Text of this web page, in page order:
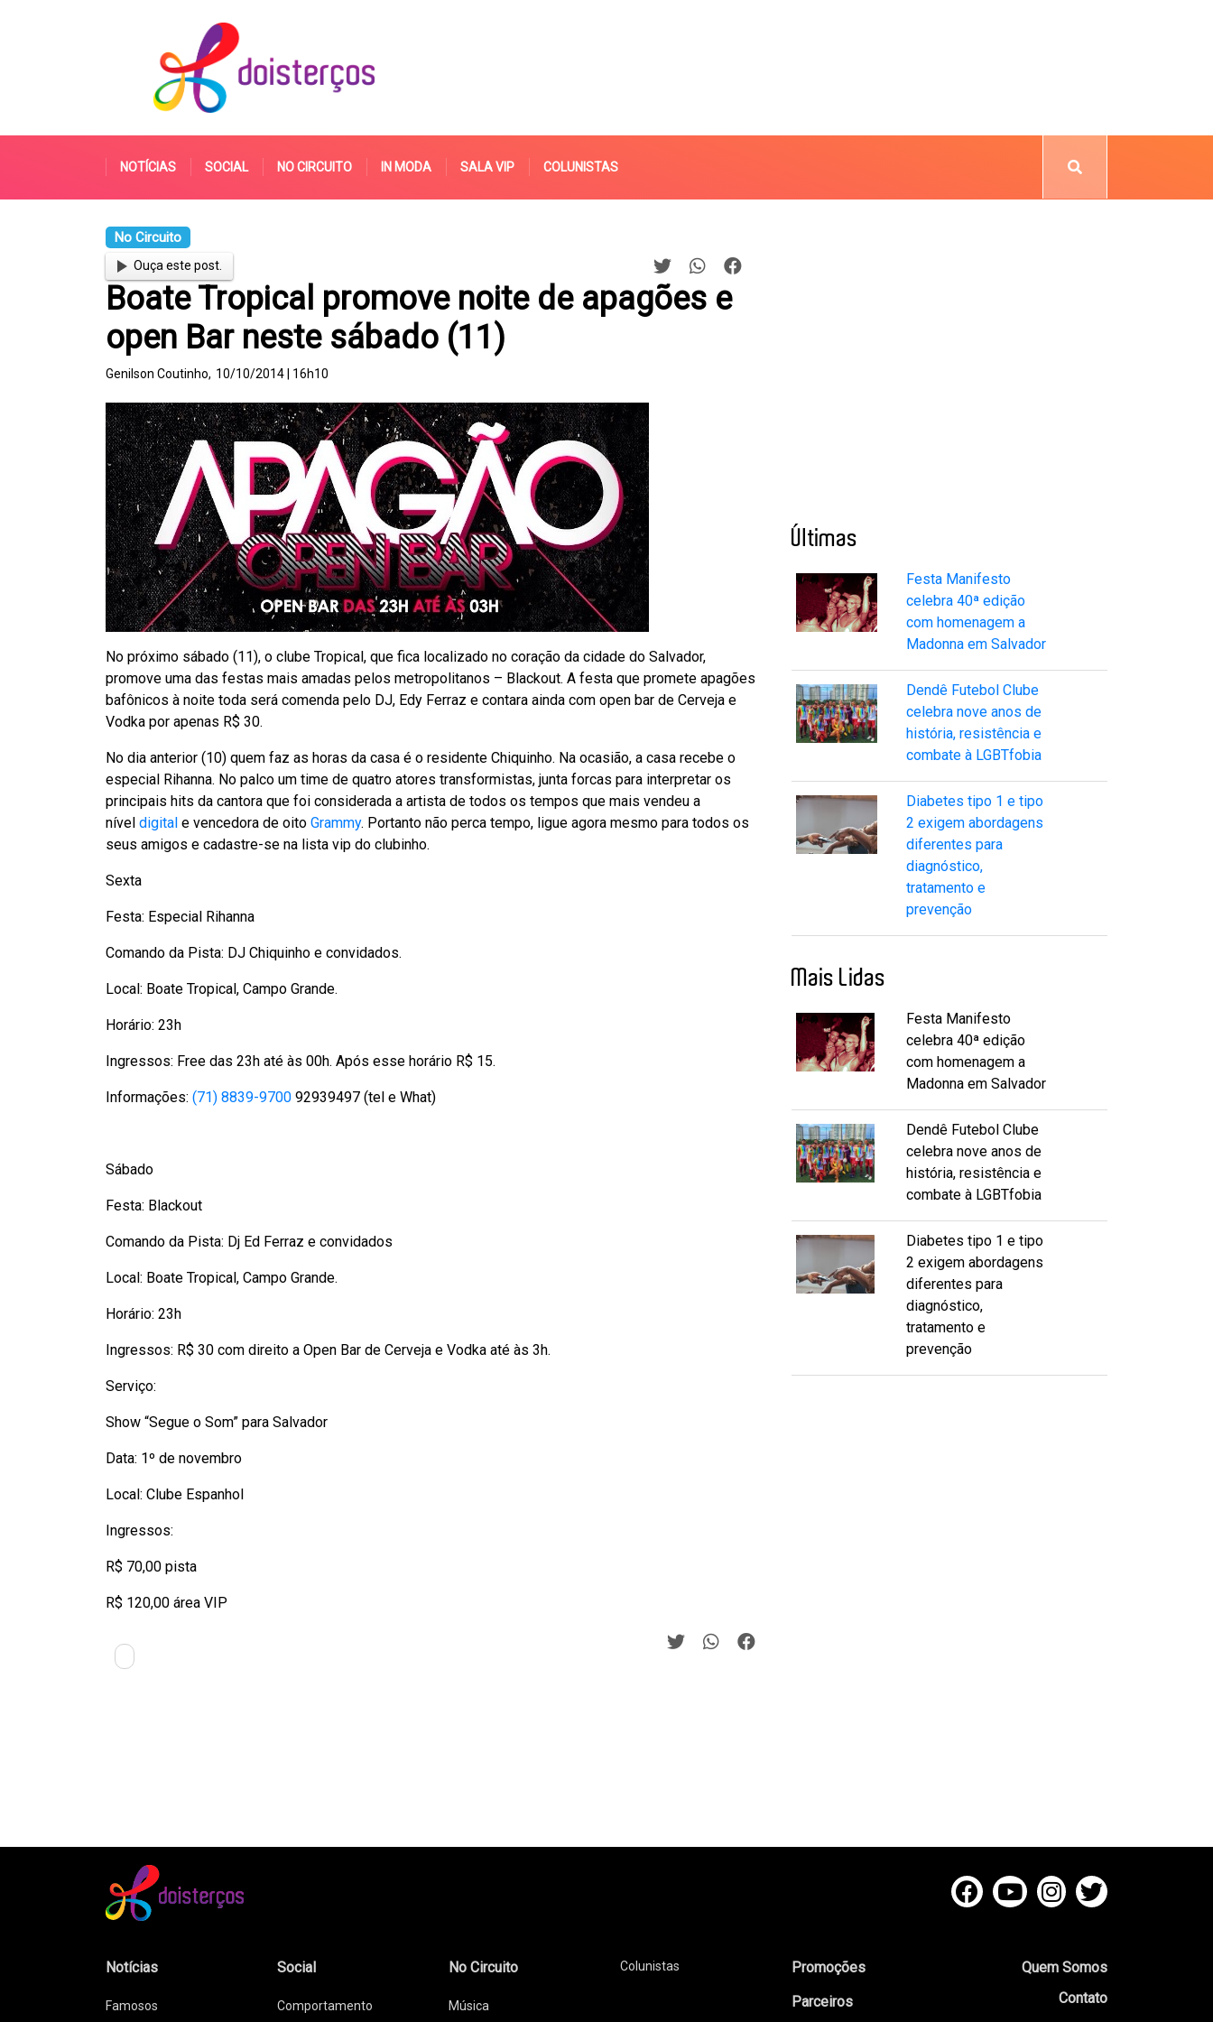
NOTÍCIAS SOCIAL NO CIRCUITO IN MODA SALA VIP COLUNISTAS
No Circuito
Ouça este post.
Boate Tropical promove noite de apagões e
open Bar neste sábado (11)
Genilson Coutinho, 10/10/2014 | 16h10
No próximo sábado (11), o clube Tropical, que fica localizado no coração da cidade do Salvador,
promove uma das festas mais amadas pelos metropolitanos – Blackout. A festa que promete apagões
bafônicos à noite toda será comenda pelo DJ, Edy Ferraz e contara ainda com open bar de Cerveja e
Vodka por apenas R$ 30.
No dia anterior (10) quem faz as horas da casa é o residente Chiquinho. Na ocasião, a casa recebe o
especial Rihanna. No palco um time de quatro atores transformistas, junta forcas para interpretar os
principais hits da cantora que foi considerada a artista de todos os tempos que mais vendeu a
nível digital e vencedora de oito Grammy. Portanto não perca tempo, ligue agora mesmo para todos os
seus amigos e cadastre-se na lista vip do clubinho.
Sexta
Festa: Especial Rihanna
Comando da Pista: DJ Chiquinho e convidados.
Local: Boate Tropical, Campo Grande.
Horário: 23h
Ingressos: Free das 23h até às 00h. Após esse horário R$ 15.
Informações: (71) 8839-9700 92939497 (tel e What)
Sábado
Festa: Blackout
Comando da Pista: Dj Ed Ferraz e convidados
Local: Boate Tropical, Campo Grande.
Horário: 23h
Ingressos: R$ 30 com direito a Open Bar de Cerveja e Vodka até às 3h.
Serviço:
Show “Segue o Som” para Salvador
Data: 1º de novembro
Local: Clube Espanhol
Ingressos:
R$ 70,00 pista
R$ 120,00 área VIP
Últimas
Festa Manifesto
celebra 40ª edição
com homenagem a
Madonna em Salvador
Dendê Futebol Clube
celebra nove anos de
história, resistência e
combate à LGBTfobia
Diabetes tipo 1 e tipo
2 exigem abordagens
diferentes para
diagnóstico,
tratamento e
prevenção
Mais Lidas
Festa Manifesto
celebra 40ª edição
com homenagem a
Madonna em Salvador
Dendê Futebol Clube
celebra nove anos de
história, resistência e
combate à LGBTfobia
Diabetes tipo 1 e tipo
2 exigem abordagens
diferentes para
diagnóstico,
tratamento e
prevenção
Notícias
Famosos
Social
Comportamento
No Circuito
Música
Colunistas
Promoções
Parceiros
Quem Somos
Contato